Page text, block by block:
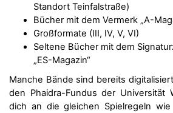
Standort Teinfalstraße)
Bücher mit dem Vermerk „A-
Großformate (III, IV, V, VI)
Seltene Bücher mit dem
„ES-Magazin“
Manche Bände sind bereits
den Phaidra-Fundus der Universität
dich an die gleichen Spielregeln